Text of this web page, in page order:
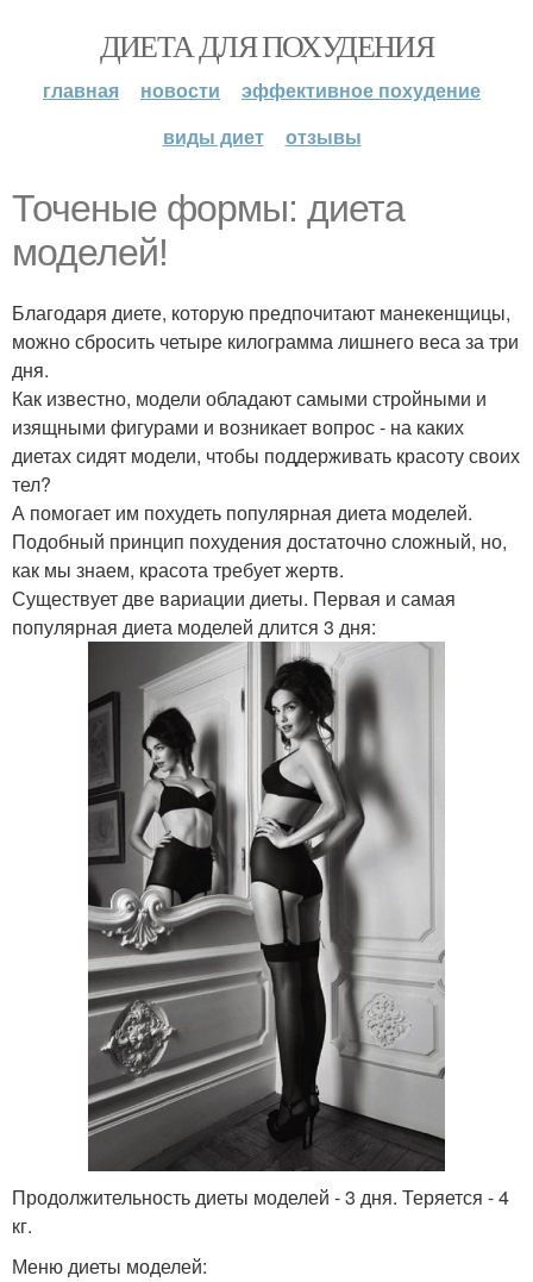
ДИЕТА ДЛЯ ПОХУДЕНИЯ
главная новости
эффективное похудение
виды диет
отзывы
Точеные формы: диета
моделей!
Благодаря диете, которую предпочитают манекенщицы,
можно сбросить четыре килограмма лишнего веса за три
дня.
Как известно, модели обладают самыми стройными и
изящными фигурами и возникает вопрос - на каких
диетах сидят модели, чтобы поддерживать красоту своих
тел?
А помогает им похудеть популярная диета моделей.
Подобный принцип похудения достаточно сложный, но,
как мы знаем, красота требует жертв.
Существует две вариации диеты. Первая и самая
популярная диета моделей длится 3 дня:
Продолжительность диеты моделей - 3 дня. Теряется - 4
кг.
Меню диеты моделей: